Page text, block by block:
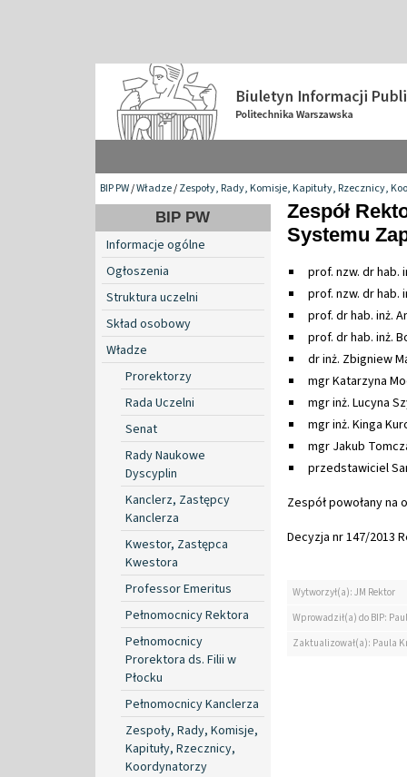
BIP PW/Władze/Zespoły, Rady, Komisje, Kapituły, Rzecznicy,
BIP PW
Informacje ogólne
Ogłoszenia
Struktura uczelni
Skład osobowy
Władze
Prorektorzy
Rada Uczelni
Senat
Rady Naukowe
Dyscyplin
Kanclerz, Zastępcy
Kanclerza
Kwestor, Zastępca
Kwestora
Professor Emeritus
Pełnomocnicy Rektora
Pełnomocnicy
Prorektora ds. Filii w
Płocku
Pełnomocnicy Kanclerza
Zespoły, Rady, Komisje,
Kapituły, Rzecznicy,
Koordynatorzy
Zespół
Systemu
prof. nzw. dr hab.
prof. nzw. dr hab.
prof. dr hab. inż.
prof. dr hab. inż.
dr inż. Zbigniew
mgr Katarzyna
mgr inż. Lucyna
mgr inż. Kinga
mgr Jakub
przedstawiciel
Zespół powołany na
Decyzja nr 147/2013
Wytworzył(a): JM Rektor
Wprowadził(a) do BIP:
Zaktualizował(a): Paula